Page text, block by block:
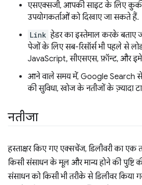
एसएक्सजी, आपकी साइट के लिए
उपयोगकर्ताओं को दिखाए जा सकते हैं.
Link हेडर का इस्तेमाल करके बताए
पेजों के लिए सब-रिसॉर्स भी पहले से
JavaScript, सीएसएस, फ़ॉन्ट, और
आने वाले समय में, Google Search
की सुविधा, खोज के नतीजों के ज़्यादा
नतीजा
हस्ताक्षर किए गए एक्सचेंज, डिलीवरी का एक
किसी संसाधन के मूल और मान्य होने की पुष्टि
संसाधन को किसी भी तरीके से डिलीवर किया